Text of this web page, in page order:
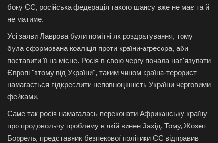
боку ЄС, російська федерація такого шансу вже не має та й
не матиме.
Усі заяви Лаврова були помітні як роздратування, тому
була сформована коаліція проти країни-агресора, аби
поставити її на місце. Росія в свою чергу почала нав'язувати
Європі "втому від України", таким чином країна-терорист
намагається підкреслити неповноцінність України черговими
фейками.
Саме так росія намагалась переконати Африканську країну
про продовольчу проблему в якій винен Захід. Тому, Жозеп
Боррель, представник безпекової політики ЄС відправив